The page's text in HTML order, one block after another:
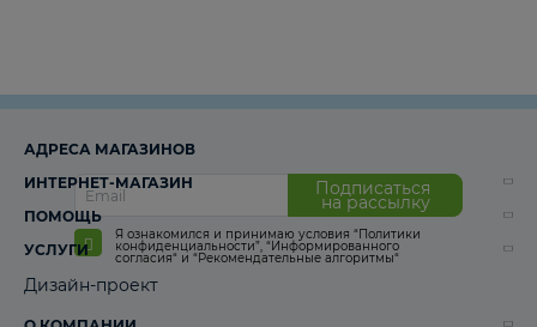
Подписаться
на рассылку
Я ознакомился и принимаю условия “Политики
конфиденциальности”, “Информированного
согласия“ и “Рекомендательные алгоритмы“
АДРЕСА МАГАЗИНОВ
ИНТЕРНЕТ-МАГАЗИН
ПОМОЩЬ
УСЛУГИ
Дизайн-проект